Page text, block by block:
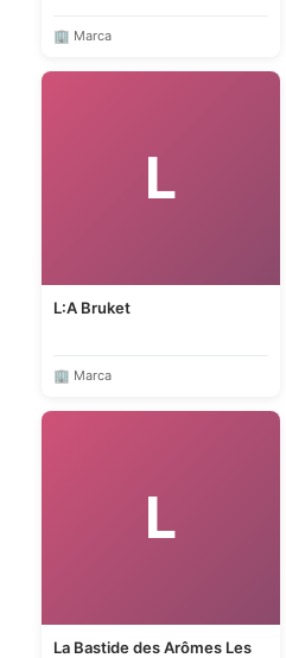
🏢 Marca
L
L:A Bruket
🏢 Marca
L
La Bastide des Arômes Les